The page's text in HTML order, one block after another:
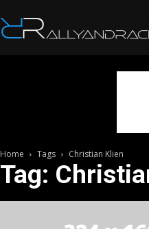
Home Tags Christian Klien
Tag: